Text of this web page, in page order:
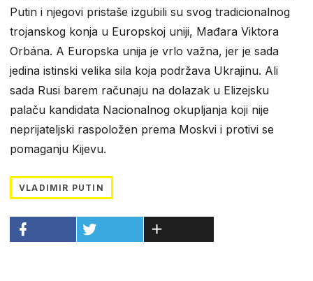
Putin i njegovi pristaše izgubili su svog tradicionalnog
trojanskog konja u Europskoj uniji, Mađara Viktora
Orbána. A Europska unija je vrlo važna, jer je sada
jedina istinski velika sila koja podržava Ukrajinu. Ali
sada Rusi barem računaju na dolazak u Elizejsku
palaču kandidata Nacionalnog okupljanja koji nije
neprijateljski raspoložen prema Moskvi i protivi se
pomaganju Kijevu.
VLADIMIR PUTIN